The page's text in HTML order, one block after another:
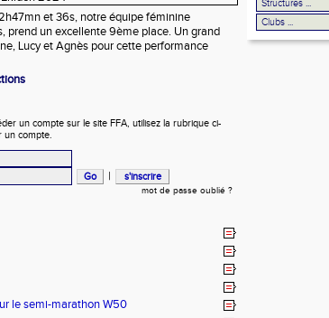
et 36s, notre équipe féminine
prend un excellente 9ème place. Un grand
Lucy et Agnès pour cette performance
un compte sur le site FFA, utilisez la rubrique ci-
un compte.
|
mot de passe oublié ?
le semi-marathon W50